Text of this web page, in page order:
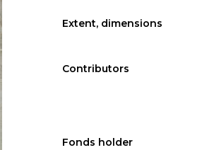
Extent, dimensions
Contributors
Fonds holder